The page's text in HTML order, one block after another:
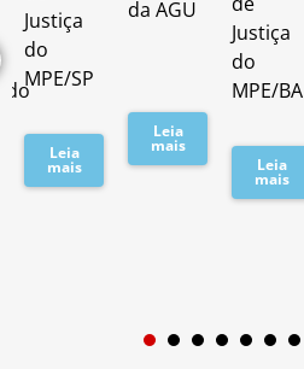
Justiça
do
MPE/SP
Leia
mais
da AGU
Leia
mais
Justiça
do
MPE/BA
Leia
mais